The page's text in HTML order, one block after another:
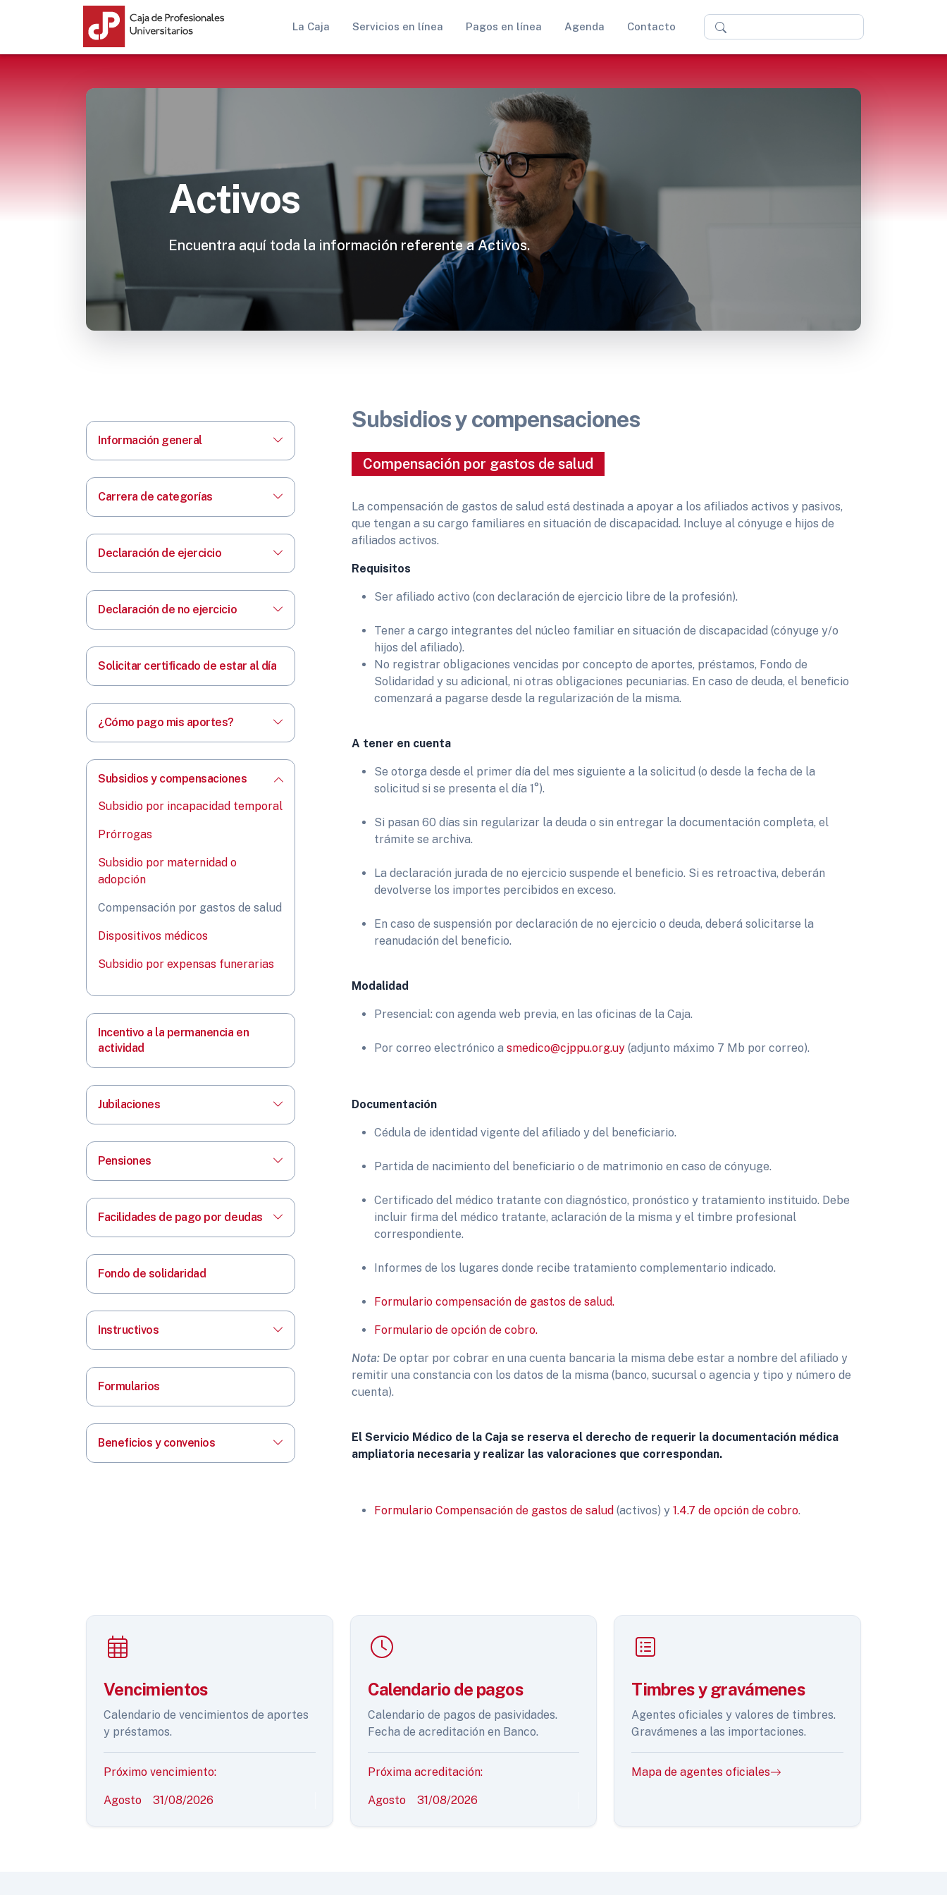
La Caja Servicios en línea Pagos en línea Agenda Contacto
Buscar
Activos
Encuentra aquí toda la información referente a Activos.
Información general
Carrera de categorías
Declaración de ejercicio
Declaración de no ejercicio
Solicitar certificado de estar al día
¿Cómo pago mis aportes?
Subsidios y compensaciones
Subsidio por incapacidad temporal
Prórrogas
Subsidio por maternidad o
adopción
Compensación por gastos de salud
Dispositivos médicos
Subsidio por expensas funerarias
Incentivo a la permanencia en
actividad
Jubilaciones
Pensiones
Facilidades de pago por deudas
Fondo de solidaridad
Instructivos
Formularios
Beneficios y convenios
Subsidios y compensaciones
Compensación por gastos de salud
La compensación de gastos de salud está destinada a apoyar a los afiliados activos y pasivos,
que tengan a su cargo familiares en situación de discapacidad. Incluye al cónyuge e hijos de
afiliados activos.
Requisitos
Ser afiliado activo (con declaración de ejercicio libre de la profesión).
Tener a cargo integrantes del núcleo familiar en situación de discapacidad (cónyuge y/o
hijos del afiliado).
No registrar obligaciones vencidas por concepto de aportes, préstamos, Fondo de
Solidaridad y su adicional, ni otras obligaciones pecuniarias. En caso de deuda, el beneficio
comenzará a pagarse desde la regularización de la misma.
A tener en cuenta
Se otorga desde el primer día del mes siguiente a la solicitud (o desde la fecha de la
solicitud si se presenta el día 1°).
Si pasan 60 días sin regularizar la deuda o sin entregar la documentación completa, el
trámite se archiva.
La declaración jurada de no ejercicio suspende el beneficio. Si es retroactiva, deberán
devolverse los importes percibidos en exceso.
En caso de suspensión por declaración de no ejercicio o deuda, deberá solicitarse la
reanudación del beneficio.
Modalidad
Presencial: con agenda web previa, en las oficinas de la Caja.
Por correo electrónico asmedico@cjppu.org.uy (adjunto máximo 7 Mb por correo).
Documentación
Cédula de identidad vigente del afiliado y del beneficiario.
Partida de nacimiento del beneficiario o de matrimonio en caso de cónyuge.
Certificado del médico tratante con diagnóstico, pronóstico y tratamiento instituido. Debe
incluir firma del médico tratante, aclaración de la misma y el timbre profesional
correspondiente.
Informes de los lugares donde recibe tratamiento complementario indicado.
Formulario compensación de gastos de salud.
Formulario de opción de cobro.
Nota: De optar por cobrar en una cuenta bancaria la misma debe estar a nombre del afiliado y
remitir una constancia con los datos de la misma (banco, sucursal o agencia y tipo y número de
cuenta).
El Servicio Médico de la Caja se reserva el derecho de requerir la documentación médica
ampliatoria necesaria y realizar las valoraciones que correspondan.
Formulario Compensación de gastos de salud (activos) y1.4.7 de opción de cobro.
Vencimientos
Calendario de vencimientos de aportes
y préstamos.
Próximo vencimiento:
Agosto 31/08/2026
Calendario de pagos
Calendario de pagos de pasividades.
Fecha de acreditación en Banco.
Próxima acreditación:
Agosto 31/08/2026
Timbres y gravámenes
Agentes oficiales y valores de timbres.
Gravámenes a las importaciones.
Mapa de agentes oficiales